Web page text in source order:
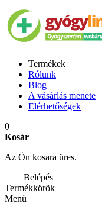
Termékek
Rólunk
Blog
A vásárlás menete
Elérhetőségek
0
Kosár
Az Ön kosara üres.
Belépés
Termékkörök
Menü